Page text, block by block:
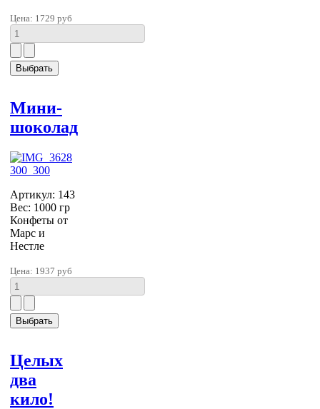
Цена: 1729 руб
Мини-
шоколад
Артикул: 143
Вес: 1000 гр
Конфеты от
Марс и
Нестле
Цена: 1937 руб
Целых
два
кило!